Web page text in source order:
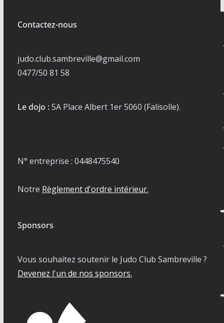
Contactez-nous
judo.club.sambreville@gmail.com
0477/50 81 58
Le dojo :5A Place Albert 1er 5060 (Falisolle).
N° entreprise : 0448475540
Notre Règlement d'ordre intérieur.
Sponsors
Vous souhaitez soutenir le Judo Club Sambreville ?
Devenez l'un de nos sponsors.